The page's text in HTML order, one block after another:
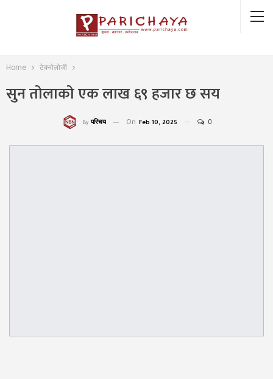
Home टेक्नोलोजी
सुन तोलाको एक लाख ६९ हजार छ सय
By परिचय On Feb 10, 2025 0